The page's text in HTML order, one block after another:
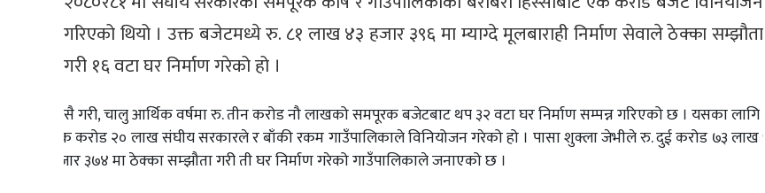
गरिएको थियो । उक्त बजेटमध्ये रु. ८१ लाख ४३ हजार ३९६ मा म्याग्दे मूलबाराही निर्माण सेवाले ठेक्का सम्झौता
गरी १६ वटा घर निर्माण गरेको हो ।
त्यसै गरी, चालु आर्थिक वर्षमा रु. तीन करोड नौ लाखको समपूरक बजेटबाट थप ३२ वटा घर निर्माण सम्पन्न गरिएको छ । यसका लागि रु.
एक करोड २० लाख संघीय सरकारले र बाँकी रकम गाउँपालिकाले विनियोजन गरेको हो । पासा शुक्ला जेभीले रु. दुई करोड ७३ लाख ५९
हजार ३७४ मा ठेक्का सम्झौता गरी ती घर निर्माण गरेको गाउँपालिकाले जनाएको छ ।